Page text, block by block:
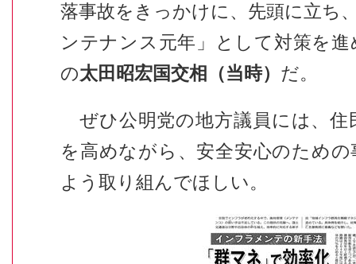
落事故をきっかけに、先頭に立ち
ンテナンス元年」として対策を
の太田昭宏国交相（当時） だ。
ぜひ公明党の地方議員には、住
を高めながら、安全安心のため
よう取り組んでほしい。